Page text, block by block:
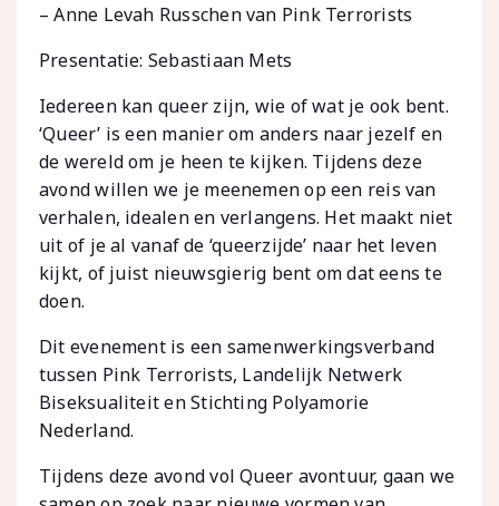
– Anne Levah Russchen van Pink Terrorists
Presentatie: Sebastiaan Mets
Iedereen kan queer zijn, wie of wat je ook bent.
‘Queer’ is een manier om anders naar jezelf en
de wereld om je heen te kijken. Tijdens deze
avond willen we je meenemen op een reis van
verhalen, idealen en verlangens. Het maakt niet
uit of je al vanaf de ‘queerzijde’ naar het leven
kijkt, of juist nieuwsgierig bent om dat eens te
doen.
Dit evenement is een samenwerkingsverband
tussen Pink Terrorists, Landelijk Netwerk
Biseksualiteit en Stichting Polyamorie
Nederland.
Tijdens deze avond vol Queer avontuur, gaan we